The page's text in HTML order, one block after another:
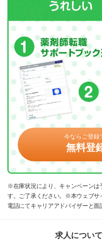
今ならご登録
無料登
※在庫状況により、キャンペーンは
す。ご了承ください。※本ウェブサ
電話にてキャリアアドバイザーと面
求人につい